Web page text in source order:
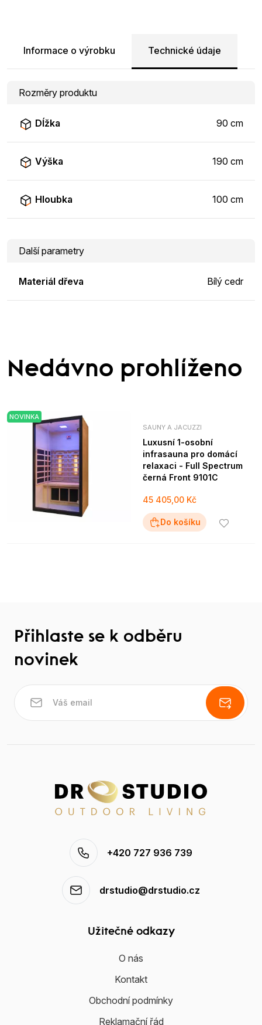
Informace o výrobku Technické údaje
Rozměry produktu
Dĺžka 90 cm
Výška 190 cm
Hloubka 100 cm
Další parametry
Materiál dřeva Bílý cedr
Nedávno prohlíženo
NOVINKA
SAUNY A JACUZZI
Luxusní 1-osobní
infrasauna pro domácí
relaxaci - Full Spectrum
černá Front 9101C
45 405,00 Kč
Do košíku
Přihlaste se k odběru
novinek
+420 727 936 739
drstudio@drstudio.cz
Užitečné odkazy
O nás
Kontakt
Obchodní podmínky
Reklamační řád